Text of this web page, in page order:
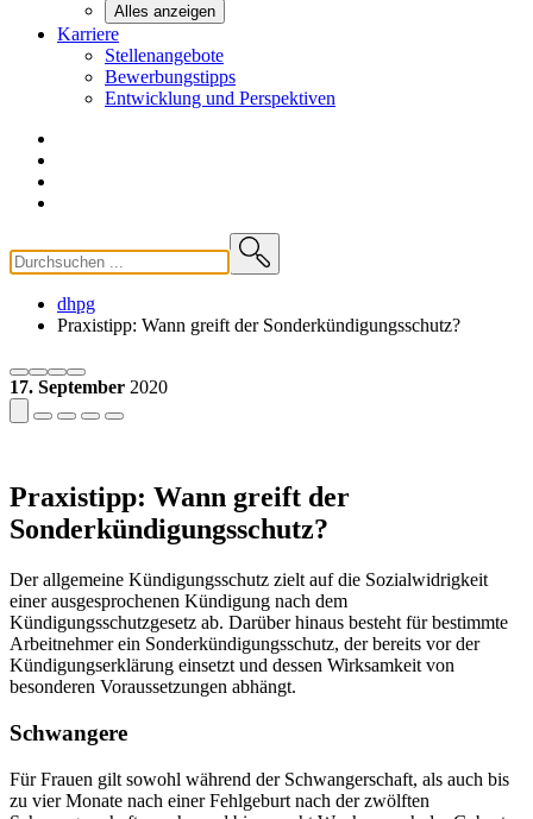
Alles anzeigen
Karriere
Stellenangebote
Bewerbungstipps
Entwicklung und Perspektiven
dhpg
Praxistipp: Wann greift der Sonderkündigungsschutz?
17. September 2020
Praxistipp: Wann greift der
Sonderkündigungsschutz?
Der allgemeine Kündigungsschutz zielt auf die Sozialwidrigkeit
einer ausgesprochenen Kündigung nach dem
Kündigungsschutzgesetz ab. Darüber hinaus besteht für bestimmte
Arbeitnehmer ein Sonderkündigungsschutz, der bereits vor der
Kündigungserklärung einsetzt und dessen Wirksamkeit von
besonderen Voraussetzungen abhängt.
Schwangere
Für Frauen gilt sowohl während der Schwangerschaft, als auch bis
zu vier Monate nach einer Fehlgeburt nach der zwölften